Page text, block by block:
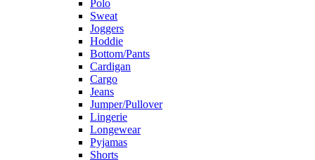
Polo
Sweat
Joggers
Hoddie
Bottom/Pants
Cardigan
Cargo
Jeans
Jumper/Pullover
Lingerie
Longewear
Pyjamas
Shorts